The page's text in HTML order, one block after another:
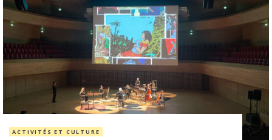
ACTIVITÉS ET CULTURE